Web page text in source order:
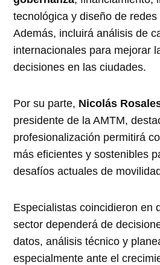
tecnológica y diseño de
Además, incluirá análisis de
internacionales para mejorar
decisiones en las ciudades.
Por su parte, Nicolás
presidente de la AMTM,
profesionalización permitirá
más eficientes y sostenibles
desafíos actuales de
Especialistas coincidieron en
sector dependerá de
datos, análisis técnico y
especialmente ante el